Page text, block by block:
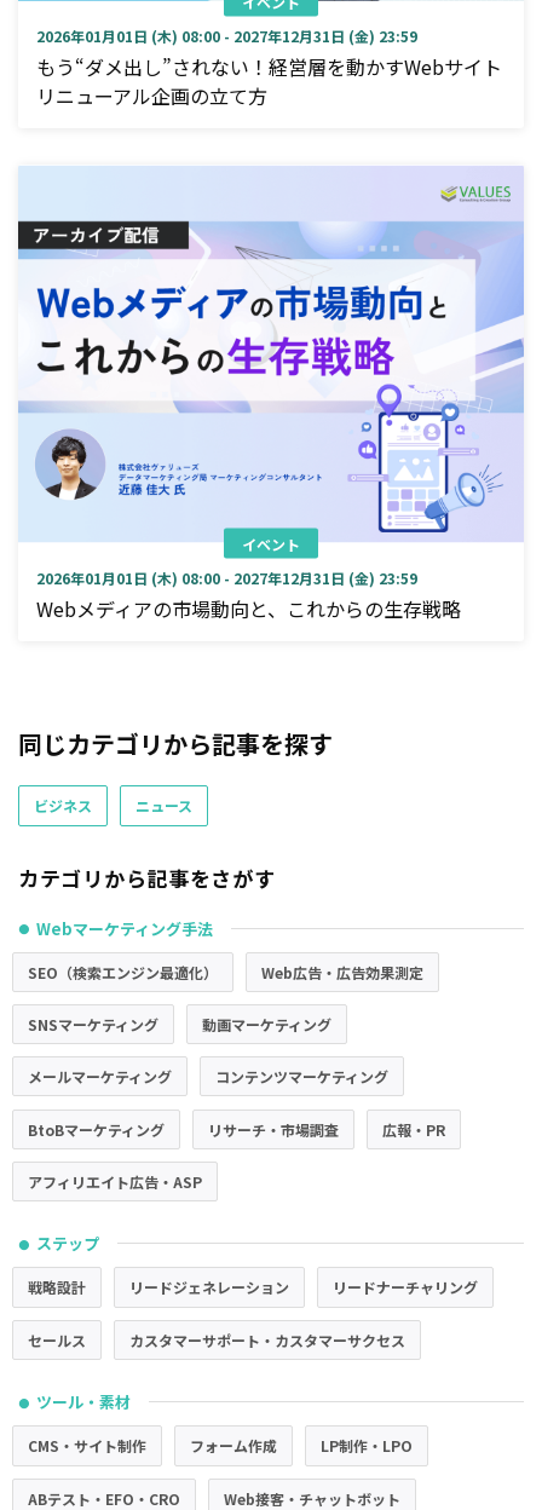
2026年01月01日 (木) 08:00 - 2027年12月31日 (金) 23:59
もう“ダメ出し”されない！経営層を動かすWebサイト
リニューアル企画の立て方
イベント
2026年01月01日 (木) 08:00 - 2027年12月31日 (金) 23:59
Webメディアの市場動向と、これからの生存戦略
同じカテゴリから記事を探す
ビジネス ニュース
カテゴリから記事をさがす
● Webマーケティング手法
SEO（検索エンジン最適化） Web広告・広告効果測定
SNSマーケティング 動画マーケティング
メールマーケティング コンテンツマーケティング
BtoBマーケティング リサーチ・市場調査 広報・PR
アフィリエイト広告・ASP
● ステップ
戦略設計 リードジェネレーション リードナーチャリング
セールス カスタマーサポート・カスタマーサクセス
● ツール・素材
CMS・サイト制作 フォーム作成 LP制作・LPO
ABテスト・EFO・CRO Web接客・チャットボット